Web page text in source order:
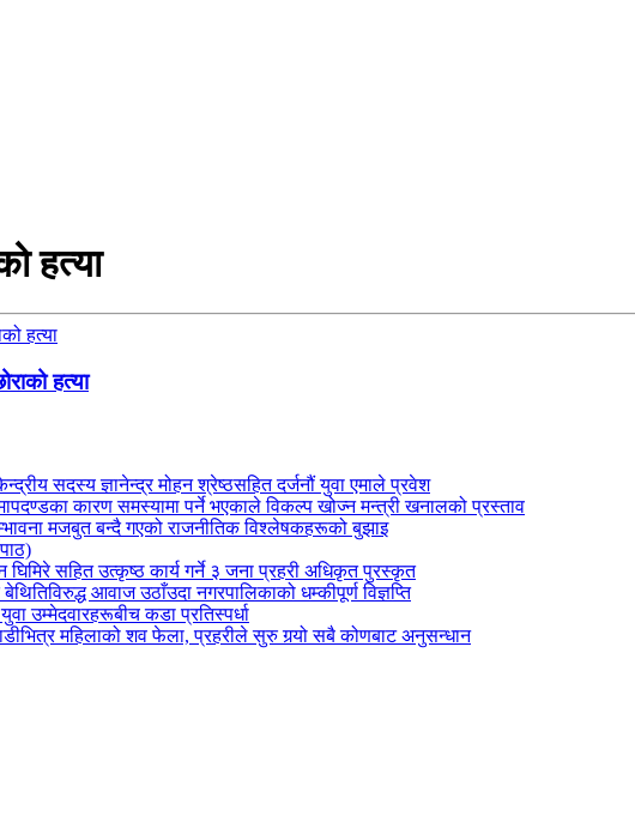
हत्या
हत्या
सदस्य ज्ञानेन्द्र मोहन श्रेष्ठसहित दर्जनौं युवा एमाले प्रवेश
कारण समस्यामा पर्ने भएकाले विकल्प खोज्न मन्त्री खनालको प्रस्ताव
मजबुत बन्दै गएको राजनीतिक विश्लेषकहरूको बुझाइ
घिमिरे सहित उत्कृष्ठ कार्य गर्ने ३ जना प्रहरी अधिकृत पुरस्कृत
आवाज उठाँउदा नगरपालिकाको धम्कीपूर्ण विज्ञप्ति
उम्मेदवारहरूबीच कडा प्रतिस्पर्धा
महिलाको शव फेला, प्रहरीले सुरु गर्‍यो सबै कोणबाट अनुसन्धान